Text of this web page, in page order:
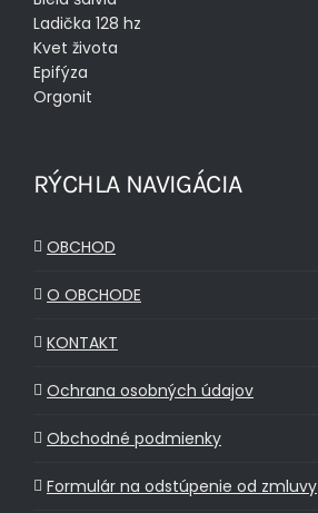
Ladička 128 hz
Kvet života
Epifýza
Orgonit
RÝCHLA NAVIGÁCIA
OBCHOD
O OBCHODE
KONTAKT
Ochrana osobných údajov
Obchodné podmienky
Formulár na odstúpenie od zmluvy